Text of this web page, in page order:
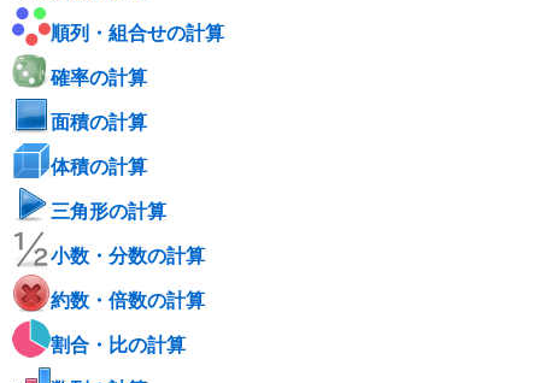
順列・組合せの計算
確率の計算
面積の計算
体積の計算
三角形の計算
小数・分数の計算
約数・倍数の計算
割合・比の計算